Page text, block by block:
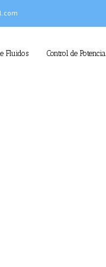
Fluidos Control de Potencia